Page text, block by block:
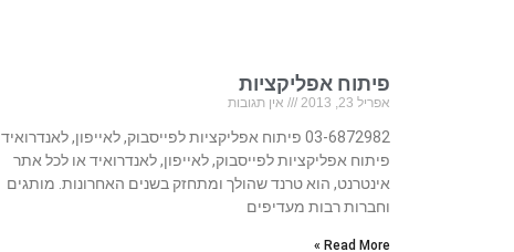
פיתוח אפליקציות
אפריל 23, 2013 אין תגובות
03-6872982 פיתוח אפליקציות לפייסבוק, לאייפון, לאנדרואיד
פיתוח אפליקציות לפייסבוק, לאייפון, לאנדרואיד או לכל אתר
אינטרנט, הוא טרנד שהולך ומתחזק בשנים האחרונות. מותגים
וחברות רבות מעדיפים
Read More »